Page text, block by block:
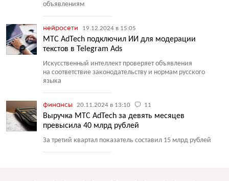
объявлениям
нейросети 19.12.2024 в 15:05
МТС AdTech подключил ИИ для модерации
текстов в Telegram Ads
Искусственный интеллект проверяет объявления
на соответствие законодательству и нормам русского
языка
финансы 20.11.2024 в 13:10 11
Выручка МТС AdTech за девять месяцев
превысила 40 млрд рублей
За третий квартал показатель составил 15 млрд рублей